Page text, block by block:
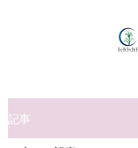
記事